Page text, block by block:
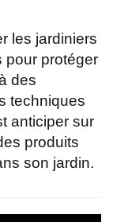
les jardiniers
pour protéger
des
techniques
anticiper sur
produits
son jardin.